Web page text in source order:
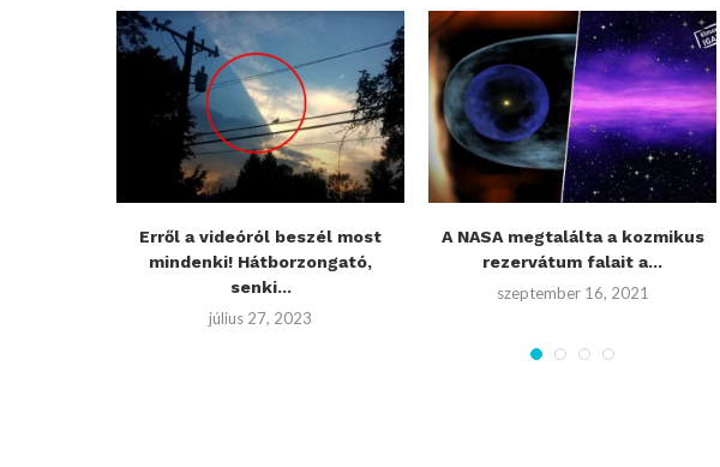
Erről a videóról beszél most
mindenki! Hátborzongató,
senki...
július 27, 2023
A NASA megtalálta a kozmikus
rezervátum falait a...
szeptember 16, 2021